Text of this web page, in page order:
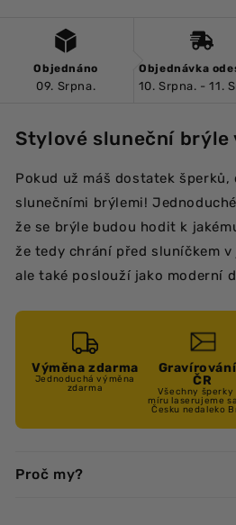
Objednáno
09. Srpna.
Objednávka
10. Srpna. - 11.
Stylové sluneční brýle
Pokud už máš dostatek
slunečními brýlemi!
že se brýle budou hodit k
že tedy chrání před sluníčkem
ale také poslouží jako moderní
Výměna zdarma
Jednoduchá výměna
zdarma
ČR
Všechny šperky
míru laserujeme
Česku nedaleko
Proč my?